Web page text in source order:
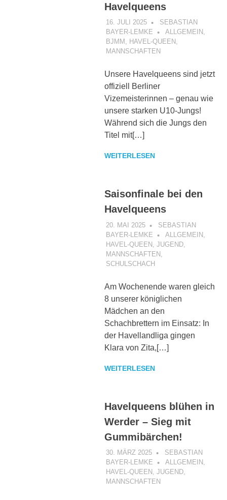
Havelqueens
16. JULI 2025
SEBASTIAN
BAYER-LEMKE
ALLGEMEIN ,
BJMM , HAVEL-QUEEN ,
MANNSCHAFTEN
Unsere Havelqueens sind jetzt
offiziell Berliner
Vizemeisterinnen – genau wie
unsere starken U10-Jungs!
Während sich die Jungs den
Titel mit[…]
WEITERLESEN
Saisonfinale bei den
Havelqueens
20. MAI 2025
SEBASTIAN
BAYER-LEMKE
ALLGEMEIN,
HAVEL-QUEEN, JUGEND,
MANNSCHAFTEN,
SCHULSCHACH
Am Wochenende waren gleich
8 unserer königlichen
Mädchen an den
Schachbrettern im Einsatz: In
der Havellandliga gingen
Klara von Zita,[…]
WEITERLESEN
Havelqueens blühen in
Werder – Sieg mit
Gummibärchen!
30. MÄRZ 2025
SEBASTIAN
BAYER-LEMKE
ALLGEMEIN ,
HAVEL-QUEEN , JUGEND,
MANNSCHAFTEN